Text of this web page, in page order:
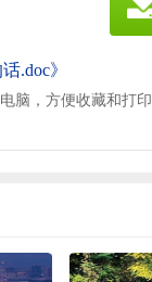
.doc》
脑，方便收藏和打印